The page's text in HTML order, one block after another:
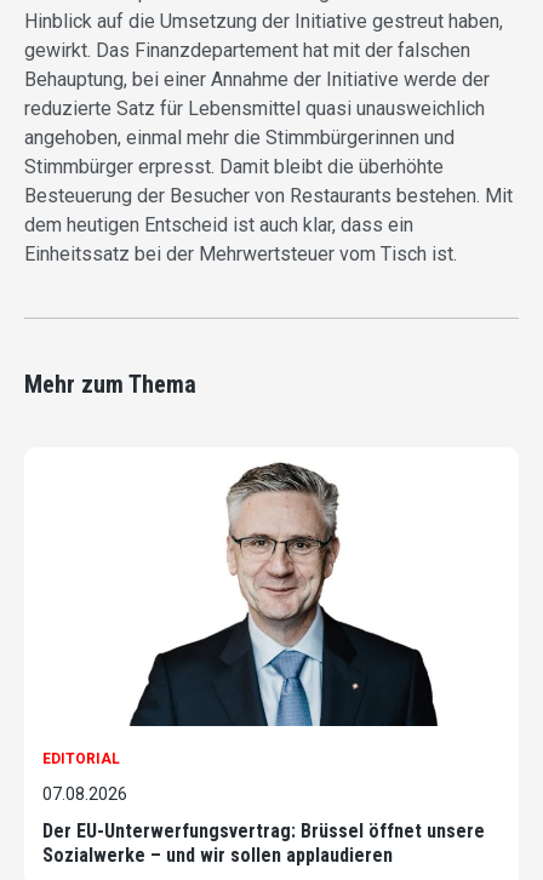
Hinblick auf die Umsetzung der Initiative gestreut haben,
gewirkt. Das Finanzdepartement hat mit der falschen
Behauptung, bei einer Annahme der Initiative werde der
reduzierte Satz für Lebensmittel quasi unausweichlich
angehoben, einmal mehr die Stimmbürgerinnen und
Stimmbürger erpresst. Damit bleibt die überhöhte
Besteuerung der Besucher von Restaurants bestehen. Mit
dem heutigen Entscheid ist auch klar, dass ein
Einheitssatz bei der Mehrwertsteuer vom Tisch ist.
Mehr zum Thema
EDITORIAL
07.08.2026
Der EU-Unterwerfungsvertrag: Brüssel öffnet unsere
Sozialwerke – und wir sollen applaudieren